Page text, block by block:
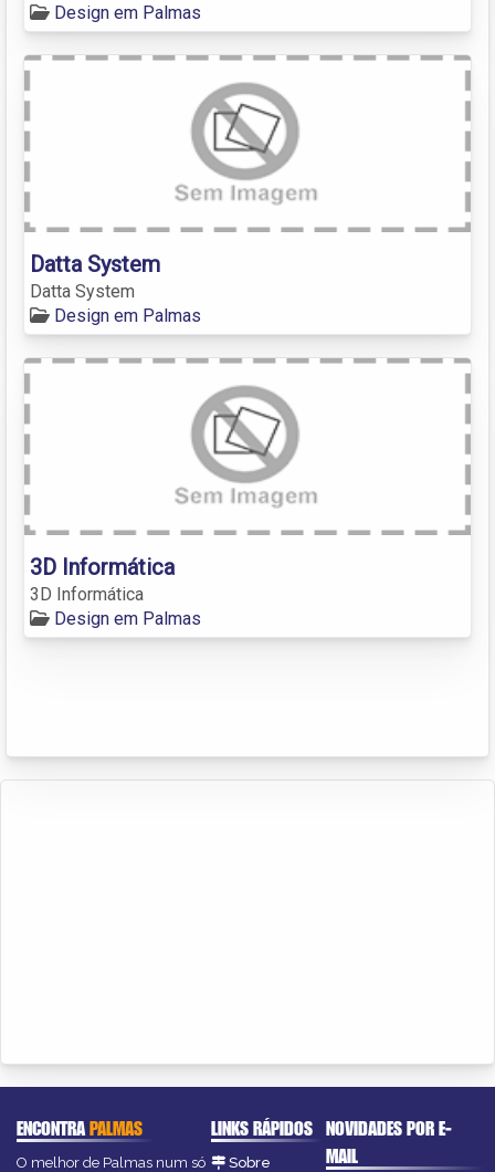
Design em Palmas
Datta System
Datta System
Design em Palmas
3D Informática
3D Informática
Design em Palmas
ENCONTRAPALMAS
O melhor de Palmas num só
LINKS RÁPIDOS
Sobre
NOVIDADES POR E-
MAIL